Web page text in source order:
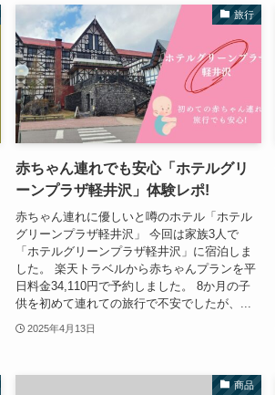
旅行
赤ちゃん連れでも安心「ホテルグリ
ーンプラザ軽井沢」体験レポ!
赤ちゃん連れに優しいと噂のホテル「ホテル
グリーンプラザ軽井沢」 今回は家族3人で
「ホテルグリーンプラザ軽井沢」に宿泊しま
した。 楽天トラベルから赤ちゃんプランを平
日料金34,110円で予約しました。 8か月の子
供を初めて連れての旅行で不安でしたが、...
2025年4月13日
商品